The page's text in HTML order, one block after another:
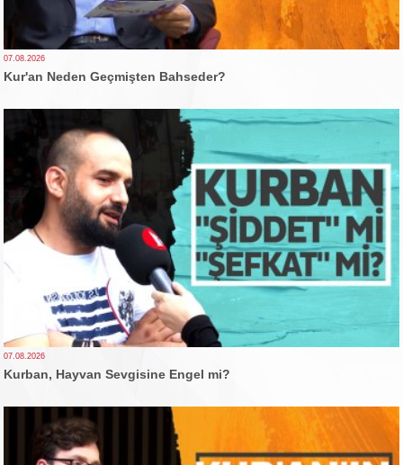
07.08.2026
Kur'an Neden Geçmişten Bahseder?
07.08.2026
Kurban, Hayvan Sevgisine Engel mi?